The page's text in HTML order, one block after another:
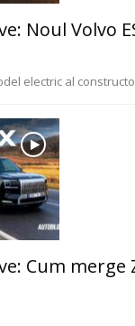
Noul Volvo
electric al
Cum merge